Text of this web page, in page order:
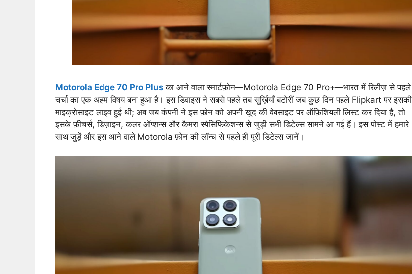
Motorola Edge 70 Pro Plusका आने वाला स्मार्टफ़ोन—Motorola Edge 70 Pro+—भारत में रिलीज़ से पहले
चर्चा का एक अहम विषय बना हुआ है। इस डिवाइस ने सबसे पहले तब सुर्ख़ियाँ बटोरीं जब कुछ दिन पहले Flipkart पर इसकी
माइक्रोसाइट लाइव हुई थी; अब जब कंपनी ने इस फ़ोन को अपनी खुद की वेबसाइट पर ऑफ़िशियली लिस्ट कर दिया है, तो
इसके फ़ीचर्स, डिज़ाइन, कलर ऑप्शन्स और कैमरा स्पेसिफिकेशन्स से जुड़ी सभी डिटेल्स सामने आ गई हैं। इस पोस्ट में हमारे
साथ जुड़ें और इस आने वाले Motorola फ़ोन की लॉन्च से पहले ही पूरी डिटेल्स जानें।